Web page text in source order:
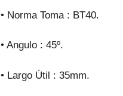
• Norma Toma : BT40.
• Angulo : 45º.
• Largo Útil : 35mm.